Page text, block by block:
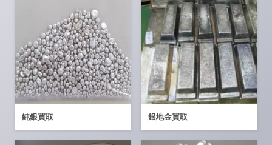
純銀買取 銀地金買取